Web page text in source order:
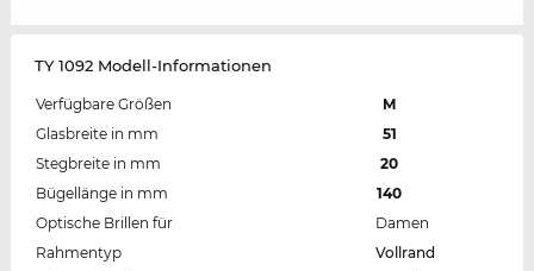
TY 1092 Modell-Informationen
Verfügbare Größen
M
Glasbreite in mm
51
Stegbreite in mm
20
Bügellänge in mm
140
Optische Brillen für
Damen
Rahmentyp
Vollrand